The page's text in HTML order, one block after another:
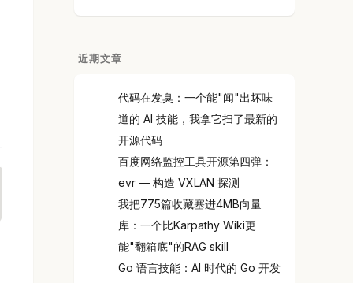
近期文章
代码在发臭：一个能"闻"出坏味
道的 AI 技能，我拿它扫了最新的
开源代码
百度网络监控工具开源第四弹：
evr — 构造 VXLAN 探测
我把775篇收藏塞进4MB向量
库：一个比Karpathy Wiki更
能"翻箱底"的RAG skill
Go 语言技能：AI 时代的 Go 开发